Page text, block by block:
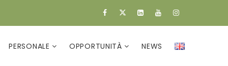
PERSONALE OPPORTUNITÀ NEWS